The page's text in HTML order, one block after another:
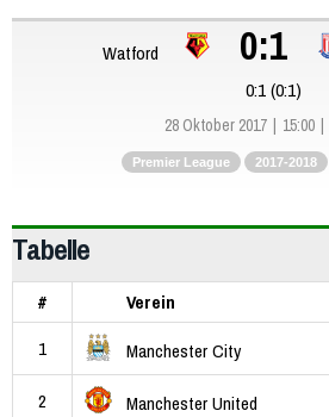
Watford 0:1
0:1 (0:1)
28 Oktober 2017 15:00
Premier League 2017-2018
Tabelle
# Verein
1
Manchester City
2 Manchester United